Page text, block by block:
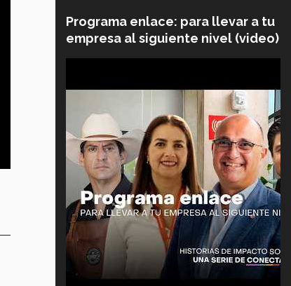
Programa enlace: para llevar a tu
empresa al siguiente nivel (video)